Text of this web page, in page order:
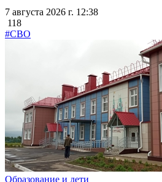
7 августа 2026 г. 12:38
118
#СВО
Образование и дети